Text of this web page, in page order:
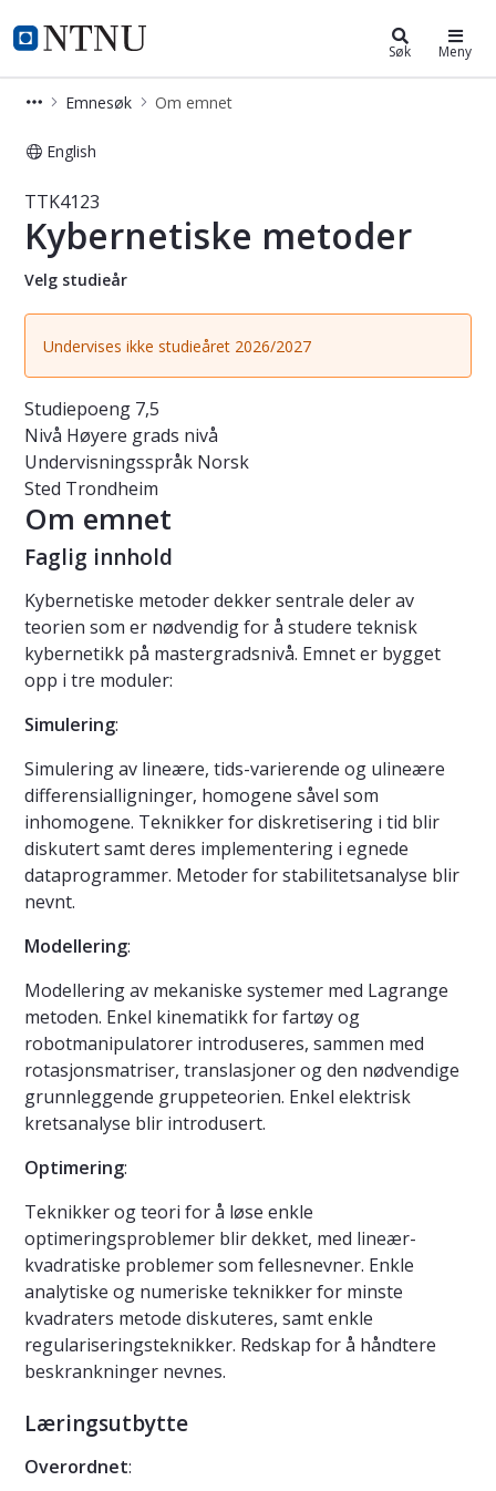
NTNU Hjemmeside
Studier Søk Meny
Emnesøk Om emnet
English
Emne - Kybernetiske metoder -
TTK4123
Kybernetiske metoder
Velg studieår
Undervises ikke studieåret 2026/2027
Studiepoeng 7,5
Nivå Høyere grads nivå
Undervisningsspråk Norsk
Sted Trondheim
Om emnet
Faglig innhold
Kybernetiske metoder dekker sentrale deler av
teorien som er nødvendig for å studere teknisk
kybernetikk på mastergradsnivå. Emnet er bygget
opp i tre moduler:
Simulering:
Simulering av lineære, tids-varierende og ulineære
differensialligninger, homogene såvel som
inhomogene. Teknikker for diskretisering i tid blir
diskutert samt deres implementering i egnede
dataprogrammer. Metoder for stabilitetsanalyse blir
nevnt.
Modellering:
Modellering av mekaniske systemer med Lagrange
metoden. Enkel kinematikk for fartøy og
robotmanipulatorer introduseres, sammen med
rotasjonsmatriser, translasjoner og den nødvendige
grunnleggende gruppeteorien. Enkel elektrisk
kretsanalyse blir introdusert.
Optimering:
Teknikker og teori for å løse enkle
optimeringsproblemer blir dekket, med lineær-
kvadratiske problemer som fellesnevner. Enkle
analytiske og numeriske teknikker for minste
kvadraters metode diskuteres, samt enkle
regulariseringsteknikker. Redskap for å håndtere
beskrankninger nevnes.
Læringsutbytte
Overordnet: